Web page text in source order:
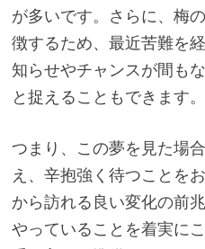
が多いです。さらに、梅
徴するため、最近苦難を
知らせやチャンスが間も
と捉えることもできます。
つまり、この夢を見た場
え、辛抱強く待つことを
から訪れる良い変化の前
やっていることを着実に